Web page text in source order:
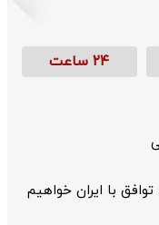
ایران خواهیم